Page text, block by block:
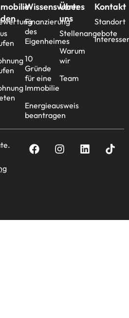
Wissenswertes
Finanzierung
des
Eigenheimes
10
Gründe
für eine
Immobilie
Energieausweis
beantragen
Über
uns
Stellenangebote
Warum
wir
Team
Kontakt
Standort